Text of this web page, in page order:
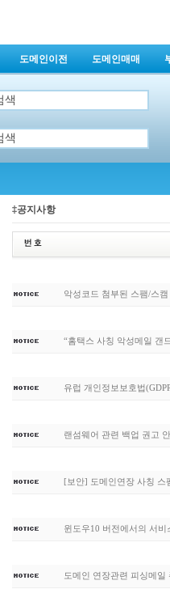
도메인이전 도메인매매
‡공지사항
악성코드 첨부된 스팸/스
“홈택스 사칭 악성메일 갠
유럽 개인정보보호법
랜섬웨어 관련 백업 권고
[보안] 도메인연장 사칭 스
윈도우10 버전에서의 서
도메인 연장관련 피싱메일